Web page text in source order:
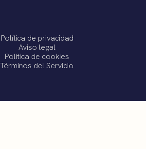
Política de privacidad
Aviso legal
Política de cookies
Términos del Servicio